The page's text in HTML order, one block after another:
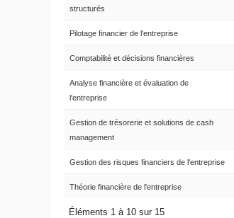
structurés
Pilotage financier de l'entreprise
Comptabilité et décisions financières
Analyse financière et évaluation de
l'entreprise
Gestion de trésorerie et solutions de cash
management
Gestion des risques financiers de l'entreprise
Théorie financière de l'entreprise
Éléments 1 à 10 sur 15